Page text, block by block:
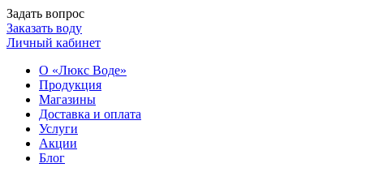
Задать вопрос
Заказать воду
Личный кабинет
О «Люкс Воде»
Продукция
Магазины
Доставка и оплата
Услуги
Акции
Блог